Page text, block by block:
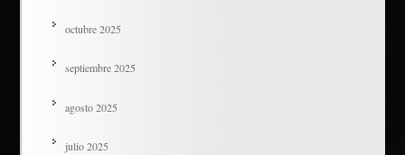
octubre 2025
septiembre 2025
agosto 2025
julio 2025